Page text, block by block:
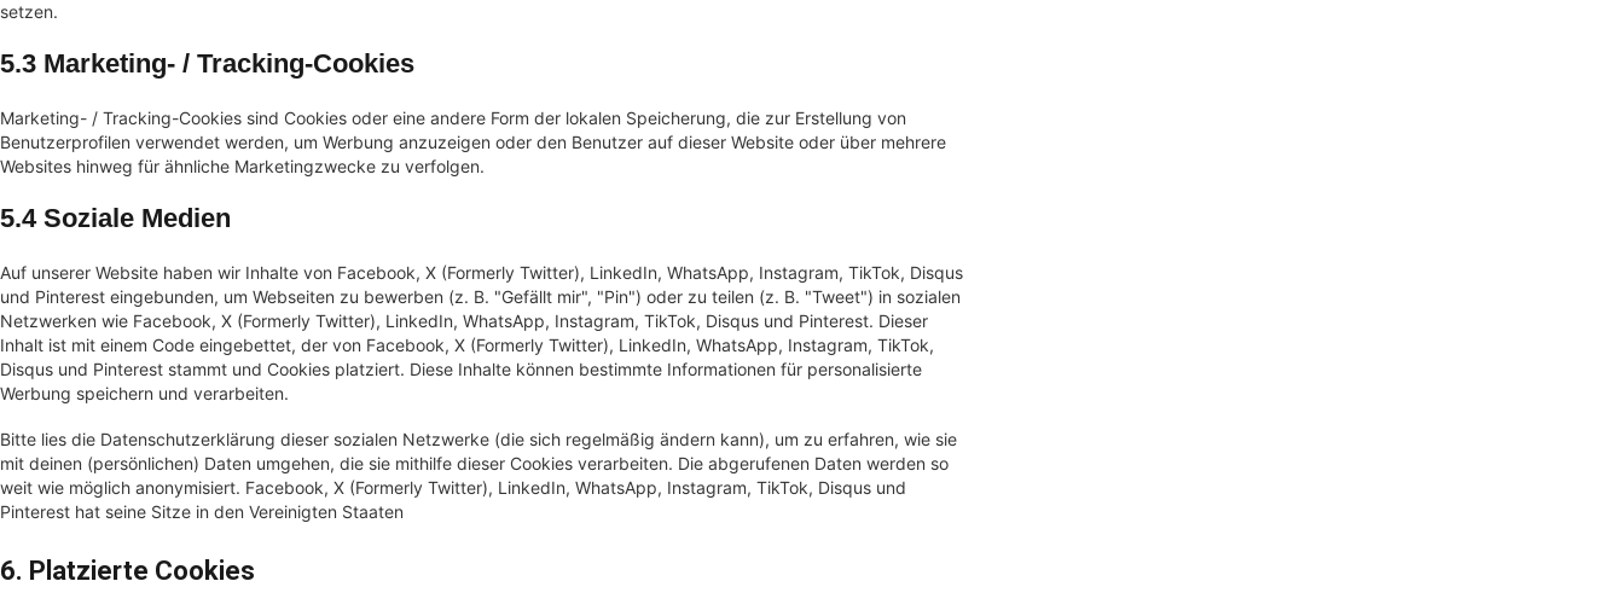
setzen.
5.3 Marketing- / Tracking-Cookies
Marketing- / Tracking-Cookies sind Cookies oder eine andere Form der lokalen Speicherung, die zur Erstellung von
Benutzerprofilen verwendet werden, um Werbung anzuzeigen oder den Benutzer auf dieser Website oder über mehrere
Websites hinweg für ähnliche Marketingzwecke zu verfolgen.
5.4 Soziale Medien
Auf unserer Website haben wir Inhalte von Facebook, X (Formerly Twitter), LinkedIn, WhatsApp, Instagram, TikTok, Disqus
und Pinterest eingebunden, um Webseiten zu bewerben (z. B. "Gefällt mir", "Pin") oder zu teilen (z. B. "Tweet") in sozialen
Netzwerken wie Facebook, X (Formerly Twitter), LinkedIn, WhatsApp, Instagram, TikTok, Disqus und Pinterest. Dieser
Inhalt ist mit einem Code eingebettet, der von Facebook, X (Formerly Twitter), LinkedIn, WhatsApp, Instagram, TikTok,
Disqus und Pinterest stammt und Cookies platziert. Diese Inhalte können bestimmte Informationen für personalisierte
Werbung speichern und verarbeiten.
Bitte lies die Datenschutzerklärung dieser sozialen Netzwerke (die sich regelmäßig ändern kann), um zu erfahren, wie sie
mit deinen (persönlichen) Daten umgehen, die sie mithilfe dieser Cookies verarbeiten. Die abgerufenen Daten werden so
weit wie möglich anonymisiert. Facebook, X (Formerly Twitter), LinkedIn, WhatsApp, Instagram, TikTok, Disqus und
Pinterest hat seine Sitze in den Vereinigten Staaten
6. Platzierte Cookies